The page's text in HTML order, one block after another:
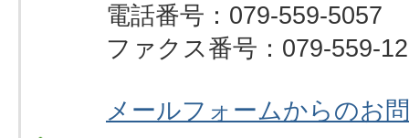
電話番号：079-559-5057
ファクス番号：079-559-
メールフォームからのお